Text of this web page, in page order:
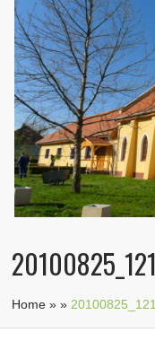
Home »»